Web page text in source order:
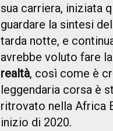
sua carriera, iniziata
guardare la sintesi
tarda notte, e
avrebbe voluto fare la
realtà, così come è
leggendaria corsa è
ritrovato nella Africa
inizio di 2020.